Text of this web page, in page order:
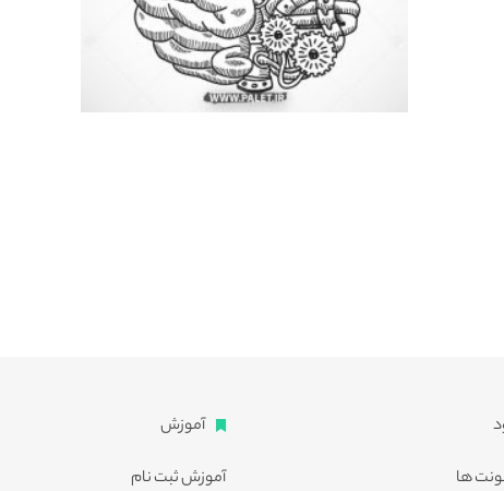
ها
آموزش
آموزش ثبت نام